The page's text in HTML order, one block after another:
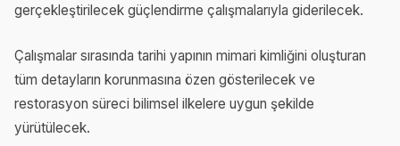
gerçekleştirilecek güçlendirme çalışmalarıyla giderilecek.
Çalışmalar sırasında tarihi yapının mimari kimliğini oluşturan
tüm detayların korunmasına özen gösterilecek ve
restorasyon süreci bilimsel ilkelere uygun şekilde
yürütülecek.